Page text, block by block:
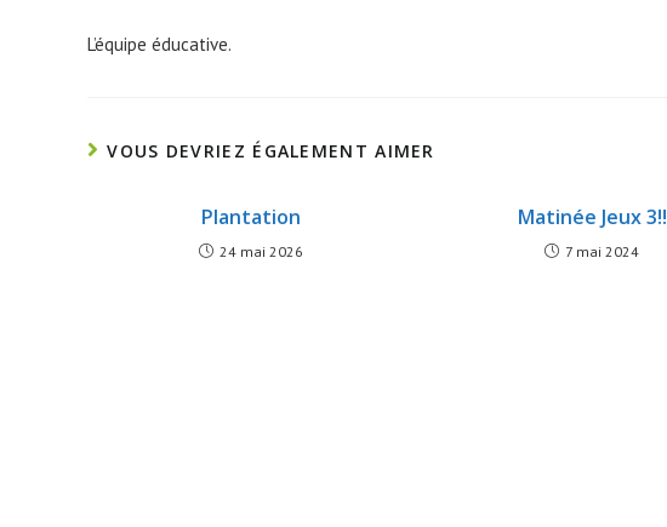
L’équipe éducative.
VOUS DEVRIEZ ÉGALEMENT AIMER
Plantation
24 mai 2026
Matinée Jeux 3!!
7 mai 2024